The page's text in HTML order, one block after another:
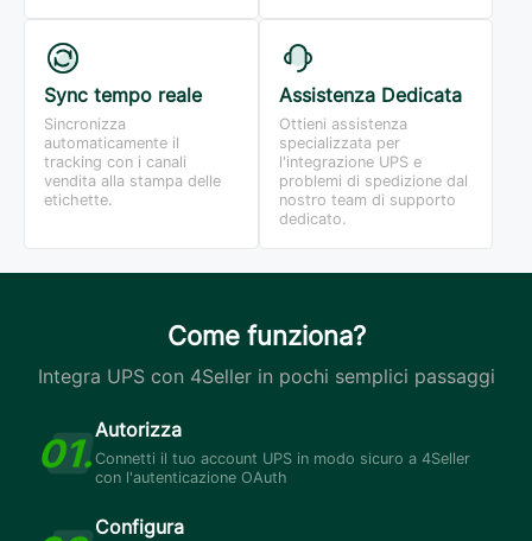
Sync tempo reale
Sincronizza
automaticamente il
tracking con i canali
vendita alla stampa delle
etichette.
Assistenza Dedicata
Ottieni assistenza
specializzata per
l'integrazione UPS e
problemi di spedizione dal
nostro team di supporto
dedicato.
Come funziona?
Integra UPS con 4Seller in pochi semplici passaggi
Autorizza
Connetti il tuo account UPS in modo sicuro a 4Seller
con l'autenticazione OAuth
Configura